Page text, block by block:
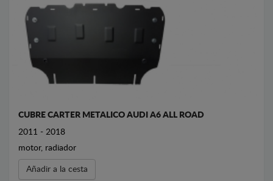
CUBRE CARTER METALICO AUDI A6 ALL ROAD
2011 - 2018
motor, radiador
Añadir a la cesta